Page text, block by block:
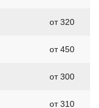
от 320
от 450
от 300
от 310